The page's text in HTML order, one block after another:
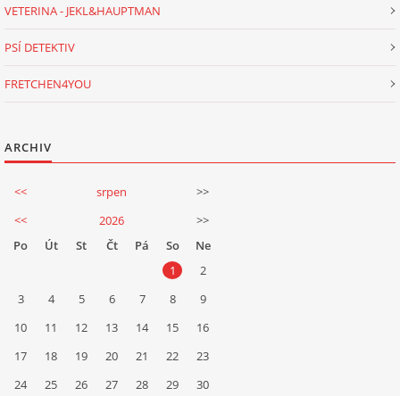
VETERINA - JEKL&HAUPTMAN
PSÍ DETEKTIV
FRETCHEN4YOU
ARCHIV
<< srpen
>>
<<
2026
>>
Po
Út St Čt Pá So
Ne
1
2
3
4 5 6 7 8
9
10
11 12 13 14 15
16
17
18 19 20 21 22
23
24
25 26 27 28 29
30